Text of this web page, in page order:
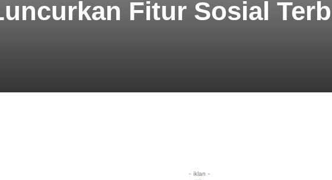
Fitur Sosial
- iklan -